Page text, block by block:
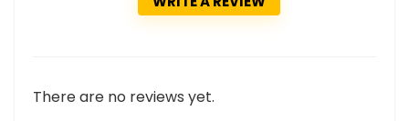
There are no reviews yet.